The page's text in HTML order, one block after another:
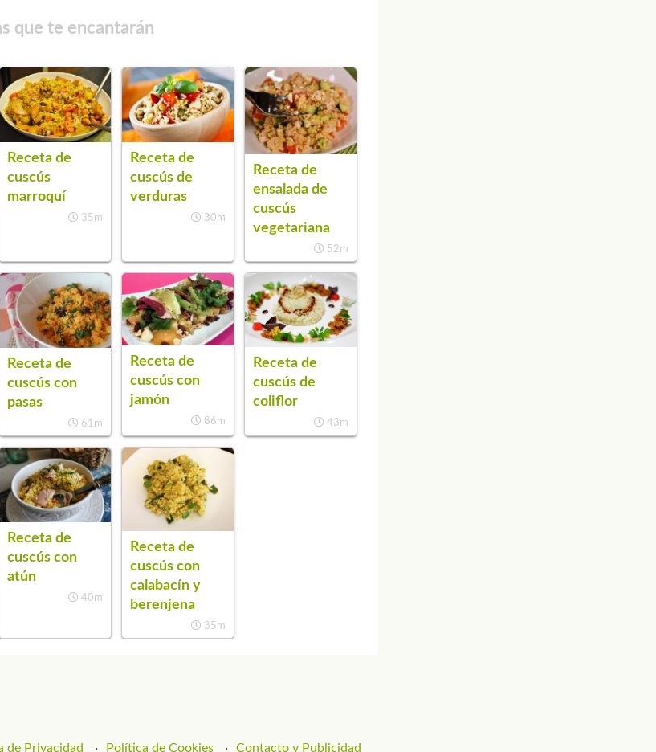
que te encantarán
Receta de
cuscús
marroquí
35m
Receta de
cuscús de
verduras
30m
Receta de
ensalada de
cuscús
vegetariana
52m
Receta de
cuscús con
pasas
61m
Receta de
cuscús con
jamón
86m
Receta de
cuscús de
coliflor
43m
Receta de
cuscús con
atún
40m
Receta de
cuscús con
calabacín y
berenjena
35m
de Privacidad Política de Cookies Contacto y Publicidad